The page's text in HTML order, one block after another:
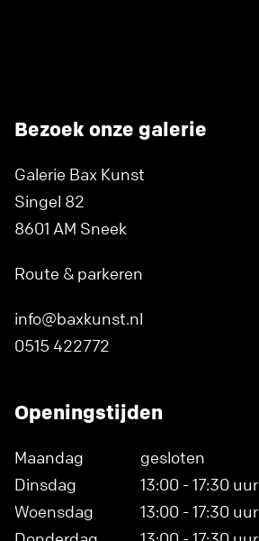
Bezoek onze galerie
Galerie Bax Kunst
Singel 82
8601 AM Sneek
Route & parkeren
info@baxkunst.nl
0515 422772
Openingstijden
Maandag
gesloten
Dinsdag
13:00 - 17:30 uur
Woensdag
13:00 - 17:30 uur